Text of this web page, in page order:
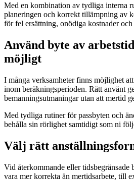
Med en kombination av tydliga interna
planeringen och korrekt tillämpning av
för fel ersättning, onödiga kostnader
Använd byte av
möjligt
I många verksamheter finns möjlighet
inom beräkningsperioden. Rätt använt
bemanningsutmaningar utan att mertid
Med tydliga rutiner för passbyten och
behålla sin rörlighet samtidigt som ni
Välj rätt
Vid återkommande eller tidsbegränsade
vara mer korrekta än mertidsarbete, till